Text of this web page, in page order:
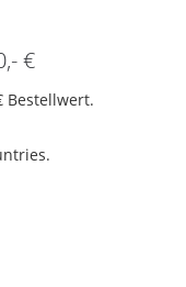
€
Bestellwert.